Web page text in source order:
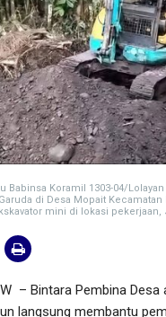
Babinsa Koramil 1303-04/
di Desa Mopait
mini di lokasi pekerjaan,
– Bintara Pembina
langsung membantu